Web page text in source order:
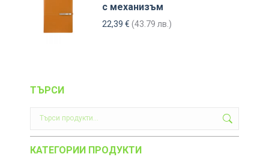
с механизъм
22,39 € (43.79 лв.)
ТЪРСИ
КАТЕГОРИИ ПРОДУКТИ